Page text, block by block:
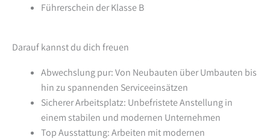
Führerschein der Klasse B
Darauf kannst du dich freuen
Abwechslung pur: Von Neubauten über Umbauten bis
hin zu spannenden Serviceeinsätzen
Sicherer Arbeitsplatz: Unbefristete Anstellung in
einem stabilen und modernen Unternehmen
Top Ausstattung: Arbeiten mit modernen